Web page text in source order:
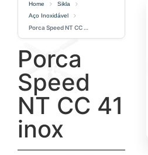
Home
Sikla
Aço Inoxidável
Porca Speed NT CC 41 inox
Porca
Speed
NT CC 41
inox